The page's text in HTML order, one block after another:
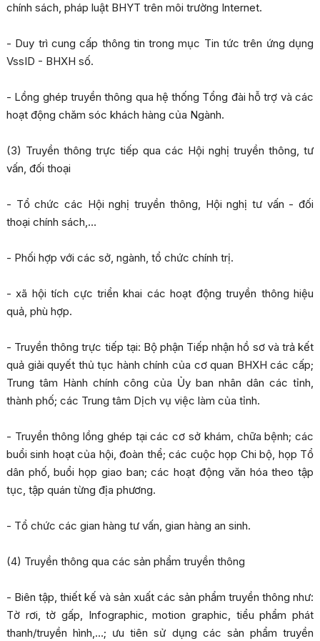
chính sách, pháp luật BHYT trên môi trường Internet.
- Duy trì cung cấp thông tin trong mục Tin tức trên ứng dụng
VssID - BHXH số.
- Lồng ghép truyền thông qua hệ thống Tổng đài hỗ trợ và các
hoạt động chăm sóc khách hàng của Ngành.
(3) Truyền thông trực tiếp qua các Hội nghị truyền thông, tư
vấn, đối thoại
- Tổ chức các Hội nghị truyền thông, Hội nghị tư vấn - đối
thoại chính sách,…
- Phối hợp với các sở, ngành, tổ chức chính trị.
- xã hội tích cực triển khai các hoạt động truyền thông hiệu
quả, phù hợp.
- Truyền thông trực tiếp tại: Bộ phận Tiếp nhận hồ sơ và trả kết
quả giải quyết thủ tục hành chính của cơ quan BHXH các cấp;
Trung tâm Hành chính công của Ủy ban nhân dân các tỉnh,
thành phố; các Trung tâm Dịch vụ việc làm của tỉnh.
- Truyền thông lồng ghép tại các cơ sở khám, chữa bệnh; các
buổi sinh hoạt của hội, đoàn thể; các cuộc họp Chi bộ, họp Tổ
dân phố, buổi họp giao ban; các hoạt động văn hóa theo tập
tục, tập quán từng địa phương.
- Tổ chức các gian hàng tư vấn, gian hàng an sinh.
(4) Truyền thông qua các sản phẩm truyền thông
- Biên tập, thiết kế và sản xuất các sản phẩm truyền thông như:
Tờ rơi, tờ gấp, Infographic, motion graphic, tiểu phẩm phát
thanh/truyền hình,…; ưu tiên sử dụng các sản phẩm truyền